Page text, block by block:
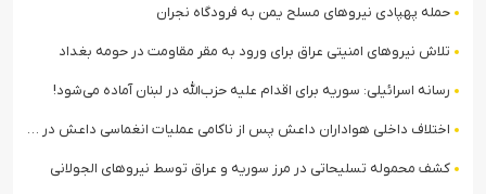
حمله پهپادی نیروهای مسلح یمن به فرودگاه نجران
تلاش نیروهای امنیتی عراق برای ورود به مقر مقاومت در حومه بغداد
رسانه اسرائیلی: سوریه برای اقدام علیه حزب‌الله در لبنان آماده می‌شود!
اختلاف داخلی هواداران داعش پس از ناکامی عملیات انغماسی داعش در رقه
کشف محموله تسلیحاتی در مرز سوریه و عراق توسط نیروهای الجولانی